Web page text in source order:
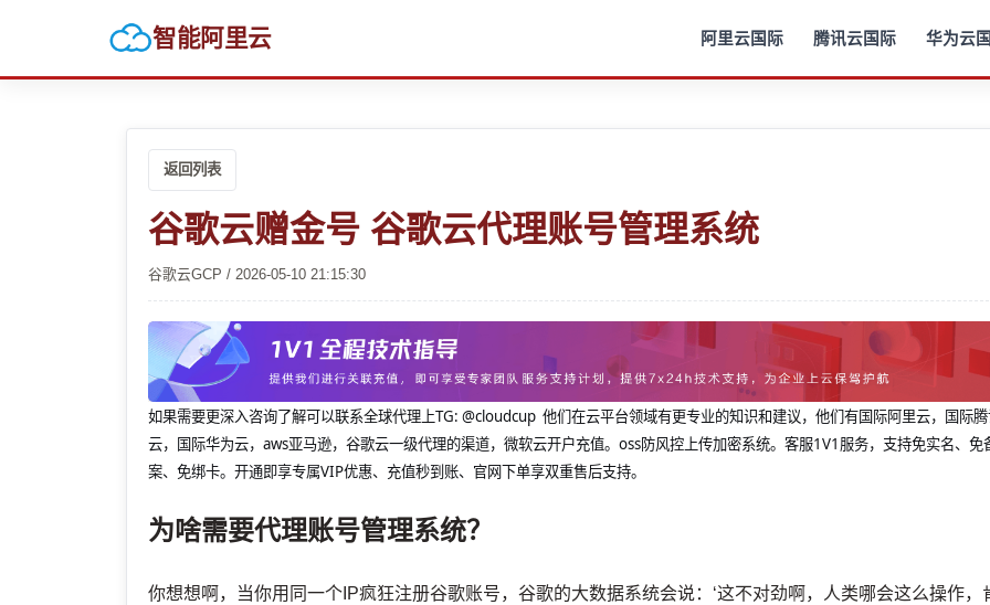
智能阿里云 阿里云国际 腾讯云国际 华为云
返回列表
谷歌云赠金号 谷歌云代理账号管理系统
谷歌云GCP / 2026-05-10 21:15:30
如果需要更深入咨询了解可以联系全球代理上TG: @cloudcup 他们在云平台领域有更专业的知识和建议，他们有国际阿里云，国际
云，国际华为云，aws亚马逊，谷歌云一级代理的渠道，微软云开户充值。oss防风控上传加密系统。客服1V1服务，支持免实名、免
案、免绑卡。开通即享专属VIP优惠、充值秒到账、官网下单享双重售后支持。
为啥需要代理账号管理系统？
你想想啊，当你用同一个IP疯狂注册谷歌账号，谷歌的大数据系统会说：‘这不对劲啊，人类哪会这么操作，